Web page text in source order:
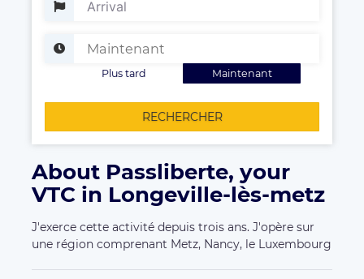
Maintenant
Plus tard
RECHERCHER
About Passliberte, your
VTC in Longeville-lès-metz
J'exerce cette activité depuis trois ans. J'opère sur
une région comprenant Metz, Nancy, le Luxembourg